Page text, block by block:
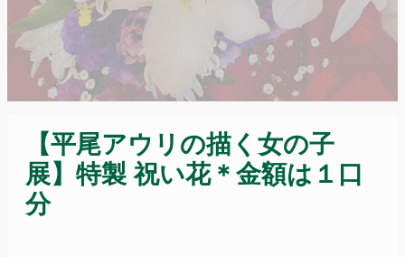
【平尾アウリの描く女の子
展】特製 祝い花＊金額は１口
分